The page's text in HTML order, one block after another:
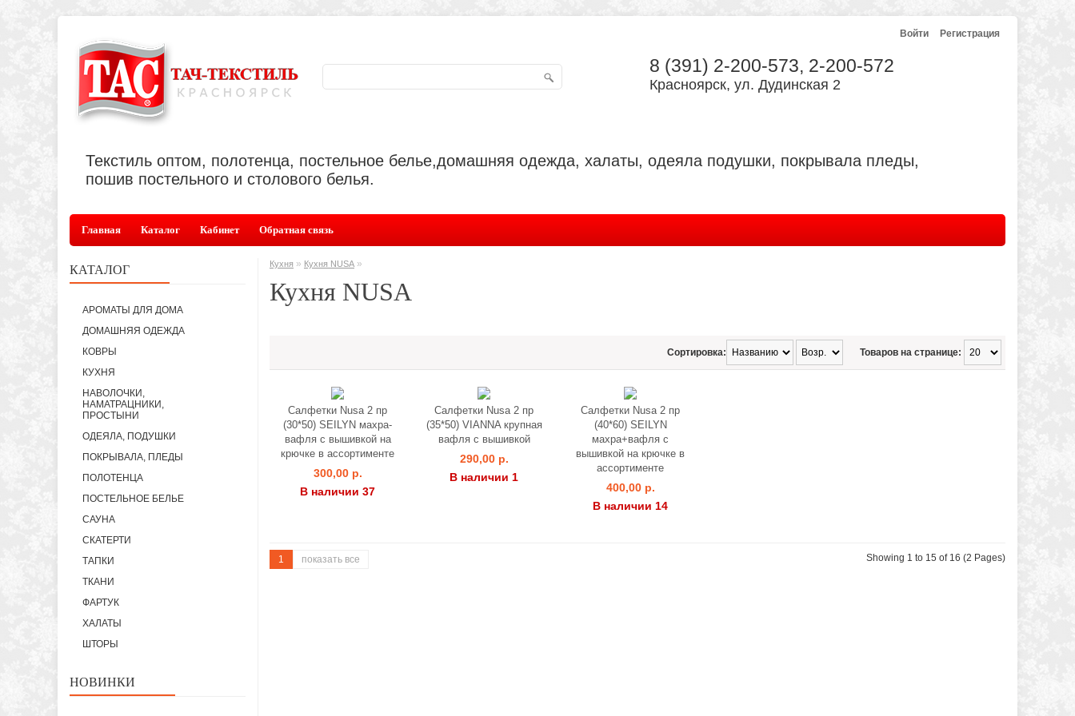
Войти Регистрация
8 (391) 2-200-573, 2-200-572
Красноярск, ул. Дудинская 2
Текстиль оптом, полотенца, постельное белье,домашняя одежда, халаты, одеяла подушки, покрывала пледы,
пошив постельного и столового белья.
Главная Каталог Кабинет Обратная связь
КАТАЛОГ
АРОМАТЫ ДЛЯ ДОМА
ДОМАШНЯЯ ОДЕЖДА
КОВРЫ
КУХНЯ
НАВОЛОЧКИ,
НАМАТРАЦНИКИ,
ПРОСТЫНИ
ОДЕЯЛА, ПОДУШКИ
ПОКРЫВАЛА, ПЛЕДЫ
ПОЛОТЕНЦА
ПОСТЕЛЬНОЕ БЕЛЬЕ
САУНА
СКАТЕРТИ
ТАПКИ
ТКАНИ
ФАРТУК
ХАЛАТЫ
ШТОРЫ
НОВИНКИ
Кухня » Кухня NUSA »
Кухня NUSA
Товаров на странице:
Сортировка:
Салфетки Nusa 2 пр
(30*50) SEILYN махра-
вафля с вышивкой на
крючке в ассортименте
300,00 р.
В наличии 37
Салфетки Nusa 2 пр
(35*50) VIANNA крупная
вафля с вышивкой
290,00 р.
В наличии 1
Салфетки Nusa 2 пр
(40*60) SEILYN
махра+вафля с
вышивкой на крючке в
ассортименте
400,00 р.
В наличии 14
1 показать все Showing 1 to 15 of 16 (2 Pages)